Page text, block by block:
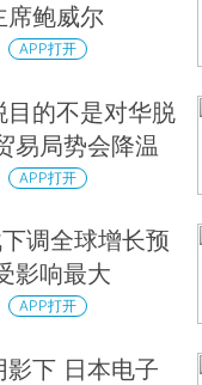
席鲍威尔
APP打开
目的不是对华脱
易局势会降温
APP打开
调全球增长预
影响最大
APP打开
下 日本电子